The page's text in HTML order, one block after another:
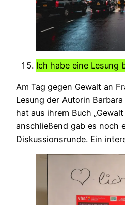
Ich habe eine Lesung
Am Tag gegen Gewalt an
Lesung der Autorin
hat aus ihrem Buch
anschließend gab es noch
Diskussionsrunde. Ein